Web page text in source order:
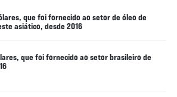
que foi fornecido ao setor de óleo de
asiático, desde 2016
que foi fornecido ao setor brasileiro de